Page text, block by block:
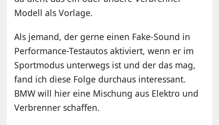
Modell als Vorlage.
Als jemand, der gerne einen Fake-Sound in
Performance-Testautos aktiviert, wenn er im
Sportmodus unterwegs ist und der das mag,
fand ich diese Folge durchaus interessant.
BMW will hier eine Mischung aus Elektro und
Verbrenner schaffen.